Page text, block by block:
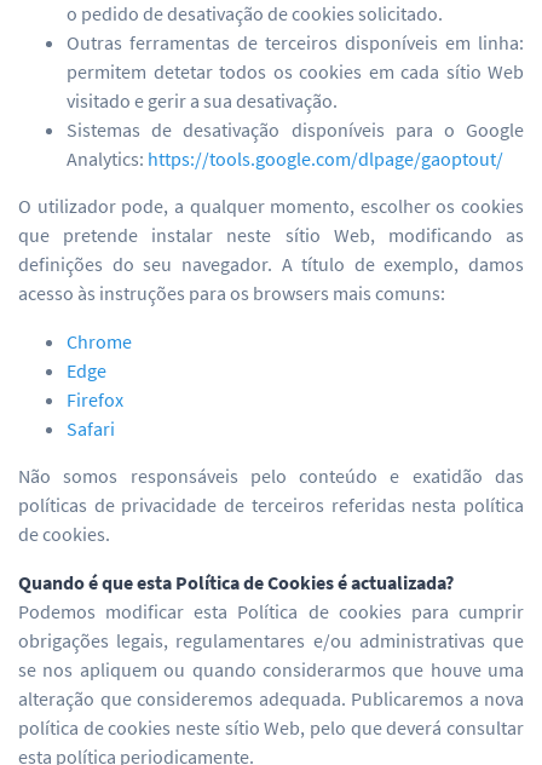
o pedido de desativação de cookies solicitado.
Outras ferramentas de terceiros disponíveis em linha:
permitem detetar todos os cookies em cada sítio Web
visitado e gerir a sua desativação.
Sistemas de desativação disponíveis para o Google
Analytics: https://tools.google.com/dlpage/gaoptout/
O utilizador pode, a qualquer momento, escolher os cookies
que pretende instalar neste sítio Web, modificando as
definições do seu navegador. A título de exemplo, damos
acesso às instruções para os browsers mais comuns:
Chrome
Edge
Firefox
Safari
Não somos responsáveis pelo conteúdo e exatidão das
políticas de privacidade de terceiros referidas nesta política
de cookies.
Quando é que esta Política de Cookies é actualizada?
Podemos modificar esta Política de cookies para cumprir
obrigações legais, regulamentares e/ou administrativas que
se nos apliquem ou quando considerarmos que houve uma
alteração que consideremos adequada. Publicaremos a nova
política de cookies neste sítio Web, pelo que deverá consultar
esta política periodicamente.